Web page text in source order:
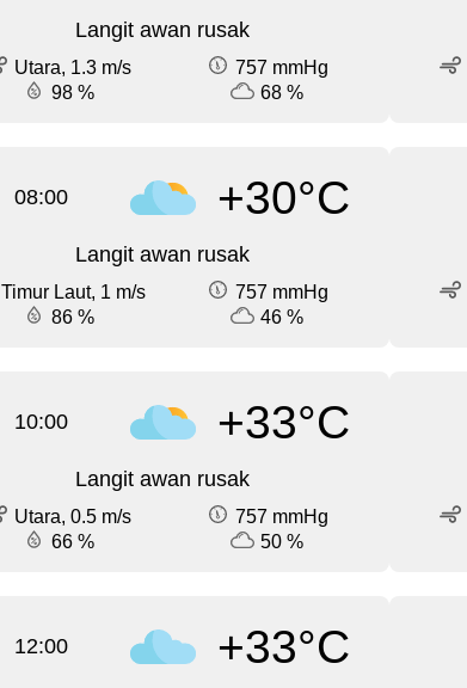
Langit awan rusak
Utara, 1.3 m/s
757 mmHg
98 %
68 %
08:00 +30°C
Langit awan rusak
Timur Laut, 1 m/s
757 mmHg
86 %
46 %
10:00 +33°C
Langit awan rusak
Utara, 0.5 m/s
757 mmHg
66 %
50 %
12:00 +33°C